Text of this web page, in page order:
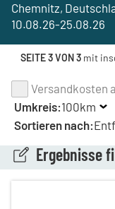
Chemnitz,
10.08.26-25.08.26
SEITE 3 VON 3mit
Ergebnisse
Versandkosten
Umkreis:100km
Sortieren nach: